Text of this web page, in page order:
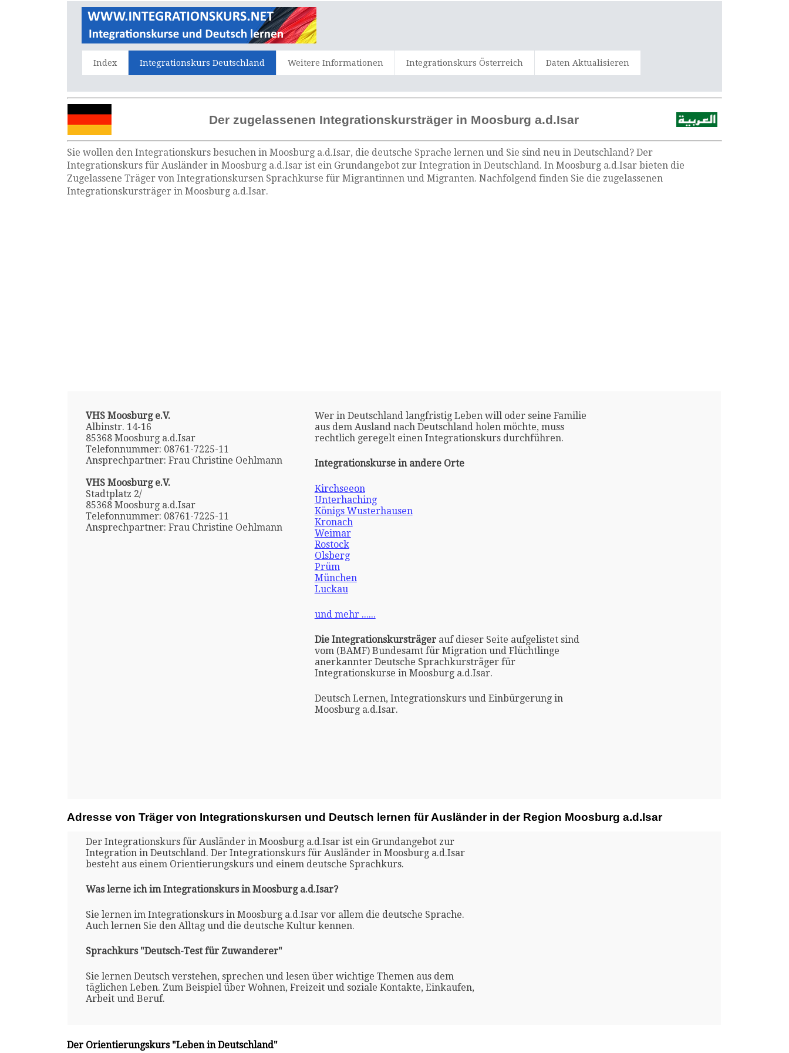
Index Integrationskurs Deutschland Weitere Informationen Integrationskurs Österreich Daten Aktualisieren
Der zugelassenen Integrationskursträger in Moosburg a.d.Isar
Sie wollen den Integrationskurs besuchen in Moosburg a.d.Isar, die deutsche Sprache lernen und Sie sind neu in Deutschland? Der
Integrationskurs für Ausländer in Moosburg a.d.Isar ist ein Grundangebot zur Integration in Deutschland. In Moosburg a.d.Isar bieten die
Zugelassene Träger von Integrationskursen Sprachkurse für Migrantinnen und Migranten. Nachfolgend finden Sie die zugelassenen
Integrationskursträger in Moosburg a.d.Isar.
VHS Moosburg e.V.
Albinstr. 14-16
85368 Moosburg a.d.Isar
Telefonnummer: 08761-7225-11
Ansprechpartner: Frau Christine Oehlmann
VHS Moosburg e.V.
Stadtplatz 2/
85368 Moosburg a.d.Isar
Telefonnummer: 08761-7225-11
Ansprechpartner: Frau Christine Oehlmann
Wer in Deutschland langfristig Leben will oder seine Familie
aus dem Ausland nach Deutschland holen möchte, muss
rechtlich geregelt einen Integrationskurs durchführen.
Integrationskurse in andere Orte
Kirchseeon
Unterhaching
Königs Wusterhausen
Kronach
Weimar
Rostock
Olsberg
Prüm
München
Luckau
und mehr ......
Die Integrationskursträgerauf dieser Seite aufgelistet sind
vom (BAMF) Bundesamt für Migration und Flüchtlinge
anerkannter Deutsche Sprachkursträger für
Integrationskurse in Moosburg a.d.Isar.
Deutsch Lernen, Integrationskurs und Einbürgerung in
Moosburg a.d.Isar.
Adresse von Träger von Integrationskursen und Deutsch lernen für Ausländer in der Region Moosburg a.d.Isar
Der Integrationskurs für Ausländer in Moosburg a.d.Isar ist ein Grundangebot zur
Integration in Deutschland. Der Integrationskurs für Ausländer in Moosburg a.d.Isar
besteht aus einem Orientierungskurs und einem deutsche Sprachkurs.
Was lerne ich im Integrationskurs in Moosburg a.d.Isar?
Sie lernen im Integrationskurs in Moosburg a.d.Isar vor allem die deutsche Sprache.
Auch lernen Sie den Alltag und die deutsche Kultur kennen.
Sprachkurs "Deutsch-Test für Zuwanderer"
Sie lernen Deutsch verstehen, sprechen und lesen über wichtige Themen aus dem
täglichen Leben. Zum Beispiel über Wohnen, Freizeit und soziale Kontakte, Einkaufen,
Arbeit und Beruf.
Der Orientierungskurs "Leben in Deutschland"